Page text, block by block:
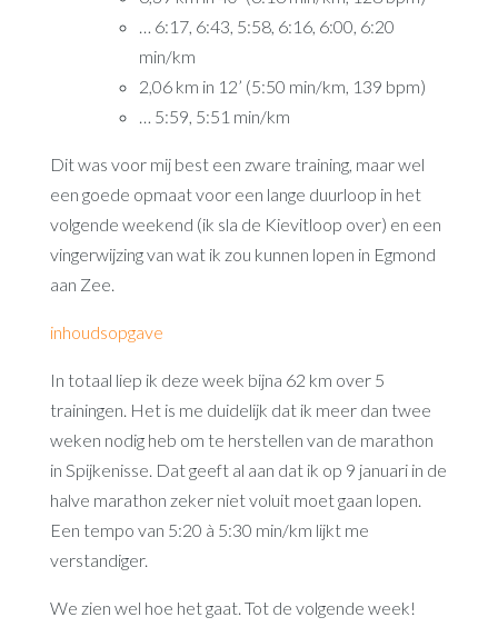
… 6:17, 6:43, 5:58, 6:16, 6:00, 6:20
min/km
2,06 km in 12’ (5:50 min/km, 139 bpm)
… 5:59, 5:51 min/km
Dit was voor mij best een zware training, maar wel
een goede opmaat voor een lange duurloop in het
volgende weekend (ik sla de Kievitloop over) en een
vingerwijzing van wat ik zou kunnen lopen in Egmond
aan Zee.
inhoudsopgave
In totaal liep ik deze week bijna 62 km over 5
trainingen. Het is me duidelijk dat ik meer dan twee
weken nodig heb om te herstellen van de marathon
in Spijkenisse. Dat geeft al aan dat ik op 9 januari in de
halve marathon zeker niet voluit moet gaan lopen.
Een tempo van 5:20 à 5:30 min/km lijkt me
verstandiger.
We zien wel hoe het gaat. Tot de volgende week!